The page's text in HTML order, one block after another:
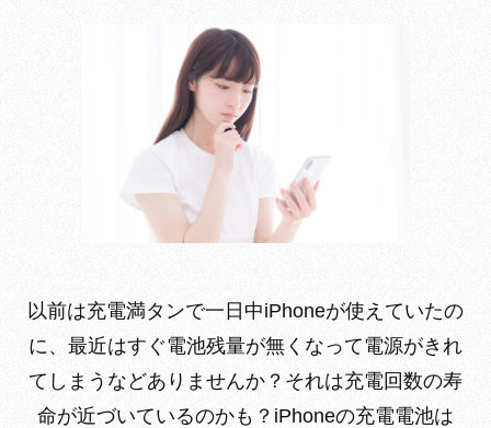
以前は充電満タンで一日中iPhoneが使えていたの
に、最近はすぐ電池残量が無くなって電源がきれ
てしまうなどありませんか？それは充電回数の寿
命が近づいているのかも？iPhoneの充電電池は